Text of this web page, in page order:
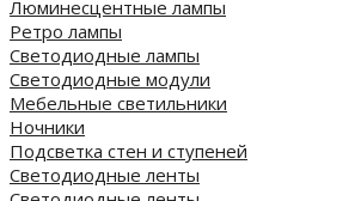
Люминесцентные лампы
Ретро лампы
Светодиодные лампы
Светодиодные модули
Мебельные светильники
Ночники
Подсветка стен и ступеней
Светодиодные ленты